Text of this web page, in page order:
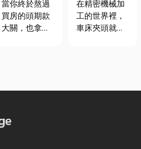
該如何聰明裝
潢！
當你終於熬過
買房的頭期款
大關，也拿到
經浮現各種美
人沙發、落地
與台灣採購推
薦完整指南
在精密機械加
工的世界裡，
車床夾頭就像
的工件。然